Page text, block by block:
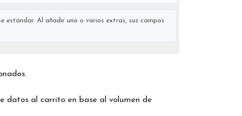
estándar. Al añadir uno o varios extras, sus campos
datos al carrito en base al volumen de